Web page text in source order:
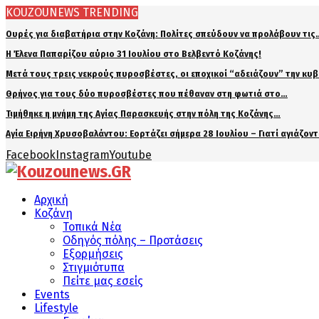
KOUZOUNEWS TRENDING
Ουρές για διαβατήρια στην Κοζάνη: Πολίτες σπεύδουν να προλάβουν
Η Έλενα Παπαρίζου αύριο 31 Ιουλίου στο Βελβεντό Κοζάνης!
Μετά τους τρεις νεκρούς πυροσβέστες, οι εποχικοί “αδειάζουν” την
Θρήνος για τους δύο πυροσβέστες που πέθαναν στη φωτιά στο…
Τιμήθηκε η μνήμη της Αγίας Παρασκευής στην πόλη της Κοζάνης…
Αγία Ειρήνη Χρυσοβαλάντου: Εορτάζει σήμερα 28 Ιουλίου – Γιατί
FacebookInstagramYoutube
Αρχική
Κοζάνη
Τοπικά Νέα
Οδηγός πόλης – Προτάσεις
Εξορμήσεις
Στιγμιότυπα
Πείτε μας εσείς
Events
Lifestyle